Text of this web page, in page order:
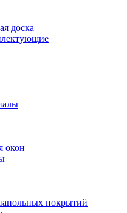
доска
окон
покрытий